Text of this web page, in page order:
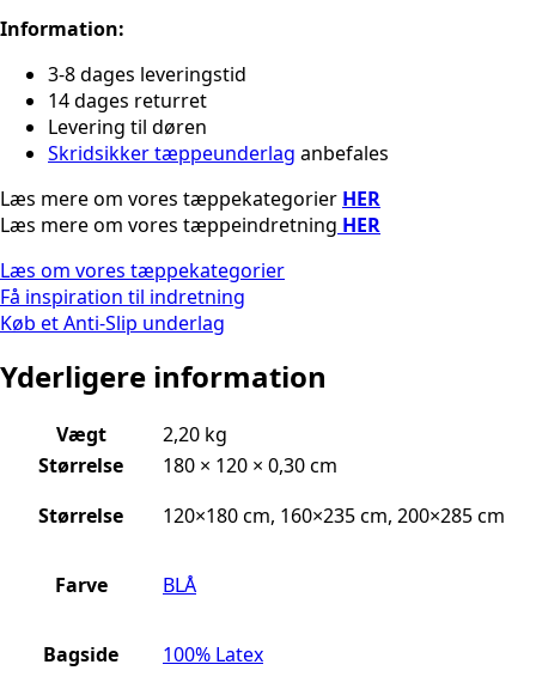
Information:
3-8 dages leveringstid
14 dages returret
Levering til døren
Skridsikker tæppeunderlag anbefales
Læs mere om vores tæppekategorier HER
Læs mere om vores tæppeindretning HER
Læs om vores tæppekategorier
Få inspiration til indretning
Køb et Anti-Slip underlag
Yderligere information
Vægt
2,20 kg
Størrelse
180 × 120 × 0,30 cm
Størrelse
120×180 cm, 160×235 cm, 200×285 cm
Farve BLÅ
Bagside 100% Latex